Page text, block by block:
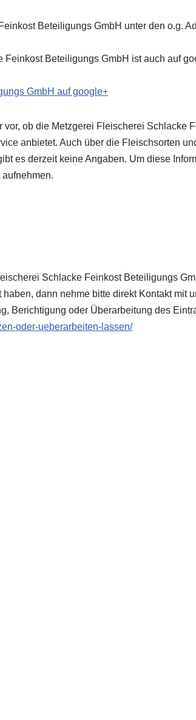
Beteiligungs GmbH unter den o.g.
Beteiligungs GmbH ist auch auf
GmbH auf google+
ob die Metzgerei Fleischerei Schlacke
anbietet. Auch über die Fleischsorten
es derzeit keine Angaben. Um diese
Schlacke Feinkost Beteiligungs
dann nehme bitte direkt Kontakt mit
Berichtigung oder Überarbeitung des
oder-ueberarbeiten-lassen/